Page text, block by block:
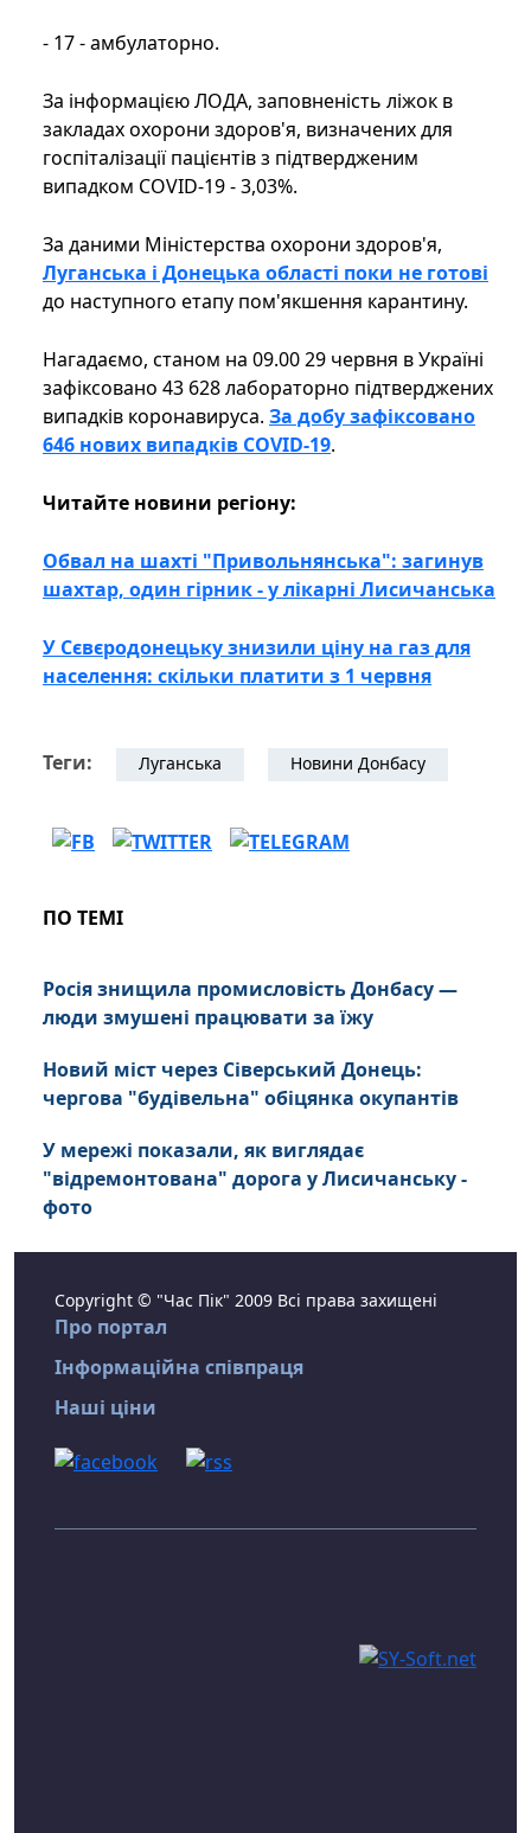
- 17 - амбулаторно.
За інформацією ЛОДА, заповненість ліжок в
закладах охорони здоров'я, визначених для
госпіталізації пацієнтів з підтвердженим
випадком COVID-19 - 3,03%.
За даними Міністерства охорони здоров'я,
Луганська і Донецька області поки не готові
до наступного етапу пом'якшення карантину.
Нагадаємо, станом на 09.00 29 червня в Україні
зафіксовано 43 628 лабораторно підтверджених
випадків коронавируса. За добу зафіксовано
646 нових випадків COVID-19.
Читайте новини регіону:
Обвал на шахті "Привольнянська": загинув
шахтар, один гірник - у лікарні Лисичанська
У Сєвєродонецьку знизили ціну на газ для
населення: скільки платити з 1 червня
Теги: Луганська Новини Донбасу
ПО ТЕМІ
Росія знищила промисловість Донбасу —
люди змушені працювати за їжу
Новий міст через Сіверський Донець:
чергова "будівельна" обіцянка окупантів
У мережі показали, як виглядає
"відремонтована" дорога у Лисичанську -
фото
Copyright © "Час Пік" 2009 Всі права захищені
Про портал
Інформаційна співпраця
Наші ціни